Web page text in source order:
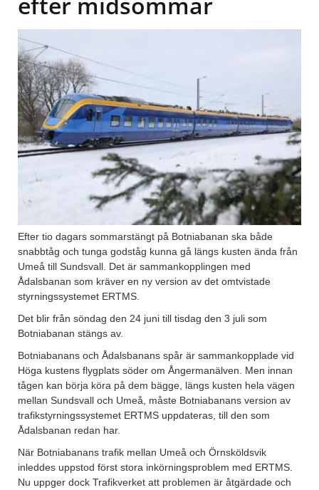
Efter tio dagars sommarstängt på Botniabanan ska både
snabbtåg och tunga godståg kunna gå längs kusten ända från
Umeå till Sundsvall. Det är sammankopplingen med
Ådalsbanan som kräver en ny version av det omtvistade
styrningssystemet ERTMS.
Det blir från söndag den 24 juni till tisdag den 3 juli som
Botniabanan stängs av.
Botniabanans och Ådalsbanans spår är sammankopplade vid
Höga kustens flygplats söder om Ångermanälven. Men innan
tågen kan börja köra på dem bägge, längs kusten hela vägen
mellan Sundsvall och Umeå, måste Botniabanans version av
trafikstyrningssystemet ERTMS uppdateras, till den som
Ådalsbanan redan har.
När Botniabanans trafik mellan Umeå och Örnsköldsvik
inleddes uppstod först stora inkörningsproblem med ERTMS.
Nu uppger dock Trafikverket att problemen är åtgärdade och